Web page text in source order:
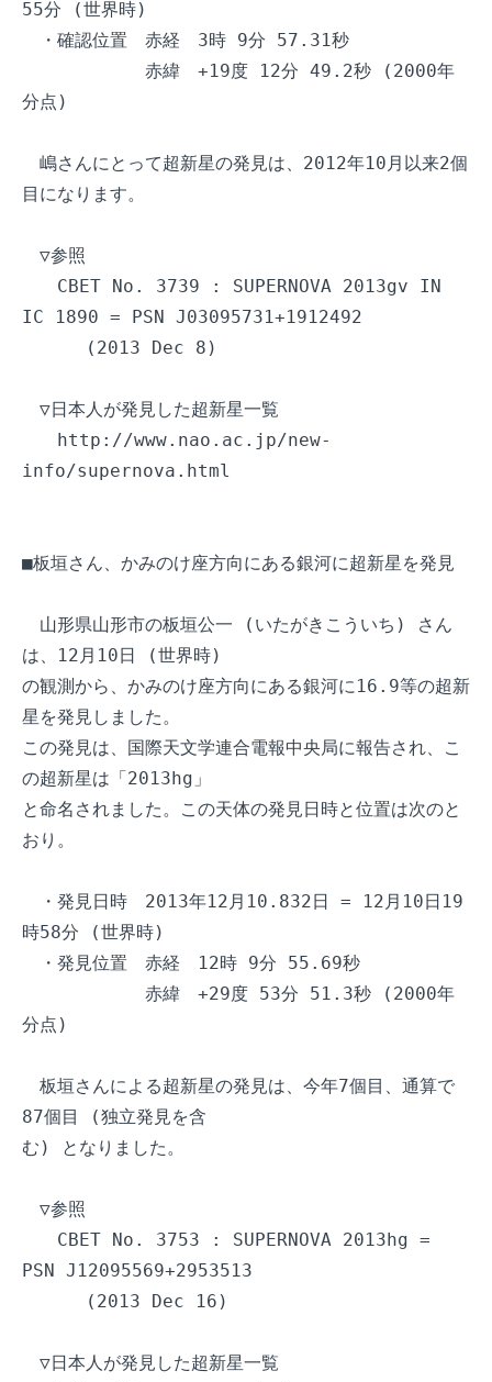
55分 (世界時)
・確認位置　赤経　3時 9分 57.31秒
赤緯　+19度 12分 49.2秒 (2000年
分点)
嶋さんにとって超新星の発見は、2012年10月以来2個
目になります。
▽参照
CBET No. 3739 : SUPERNOVA 2013gv IN
IC 1890 = PSN J03095731+1912492
(2013 Dec 8)
▽日本人が発見した超新星一覧
http://www.nao.ac.jp/new-
info/supernova.html
■板垣さん、かみのけ座方向にある銀河に超新星を発見
山形県山形市の板垣公一 (いたがきこういち) さん
は、12月10日 (世界時)
の観測から、かみのけ座方向にある銀河に16.9等の超新
星を発見しました。
この発見は、国際天文学連合電報中央局に報告され、こ
の超新星は「2013hg」
と命名されました。この天体の発見日時と位置は次のと
おり。
・発見日時　2013年12月10.832日 = 12月10日19
時58分 (世界時)
・発見位置　赤経　12時 9分 55.69秒
赤緯　+29度 53分 51.3秒 (2000年
分点)
板垣さんによる超新星の発見は、今年7個目、通算で
87個目 (独立発見を含
む) となりました。
▽参照
CBET No. 3753 : SUPERNOVA 2013hg =
PSN J12095569+2953513
(2013 Dec 16)
▽日本人が発見した超新星一覧